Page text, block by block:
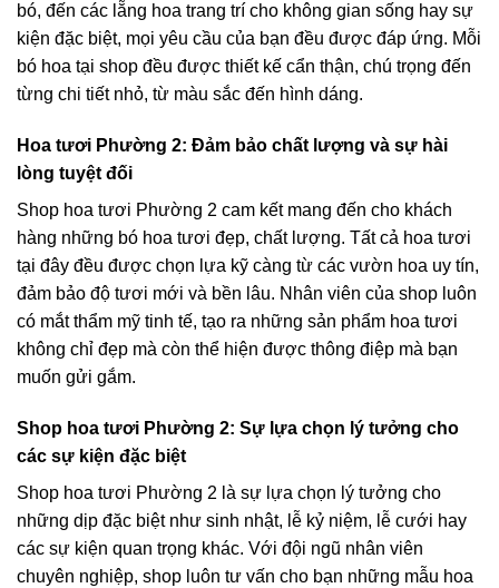
bó, đến các lẵng hoa trang trí cho không gian sống hay sự
kiện đặc biệt, mọi yêu cầu của bạn đều được đáp ứng. Mỗi
bó hoa tại shop đều được thiết kế cẩn thận, chú trọng đến
từng chi tiết nhỏ, từ màu sắc đến hình dáng.
Hoa tươi Phường 2: Đảm bảo chất lượng và sự hài
lòng tuyệt đối
Shop hoa tươi Phường 2 cam kết mang đến cho khách
hàng những bó hoa tươi đẹp, chất lượng. Tất cả hoa tươi
tại đây đều được chọn lựa kỹ càng từ các vườn hoa uy tín,
đảm bảo độ tươi mới và bền lâu. Nhân viên của shop luôn
có mắt thẩm mỹ tinh tế, tạo ra những sản phẩm hoa tươi
không chỉ đẹp mà còn thể hiện được thông điệp mà bạn
muốn gửi gắm.
Shop hoa tươi Phường 2: Sự lựa chọn lý tưởng cho
các sự kiện đặc biệt
Shop hoa tươi Phường 2 là sự lựa chọn lý tưởng cho
những dịp đặc biệt như sinh nhật, lễ kỷ niệm, lễ cưới hay
các sự kiện quan trọng khác. Với đội ngũ nhân viên
chuyên nghiệp, shop luôn tư vấn cho bạn những mẫu hoa